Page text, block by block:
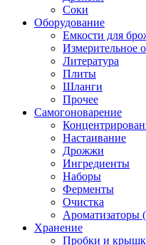
Соки
Оборудование
Емкости для
Измерительное
Литература
Плиты
Шланги
Прочее
Самогоноварение
Настаивание
Дрожжи
Ингредиенты
Наборы
Ферменты
Очистка
Ароматизаторы
Хранение
Пробки и